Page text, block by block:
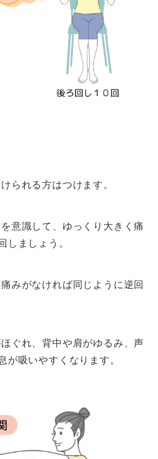
れる方はつけます。
意識して、ゆっくり大きく痛
しましょう。
みがなければ同じように逆回
ぐれ、背中や肩がゆるみ、声
が吸いやすくなります。